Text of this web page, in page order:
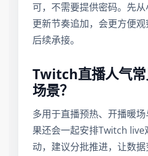
可，不需要提供密码。先
更新节奏追加，会更方便
后续承接。
Twitch直播人气常
场景？
多用于直播预热、开播暖
果还会一起安排Twitch
动，建议分批推进，让数